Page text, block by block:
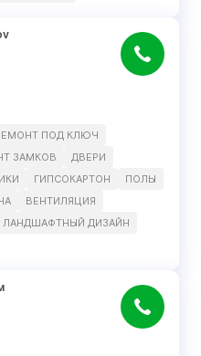
ПОД КЛЮЧ
ЗАМКОВ
ДВЕРИ
ГИПСОКАРТОН
ПОЛЫ
ВЕНТИЛЯЦИЯ
ЛАНДШАФТНЫЙ ДИЗАЙН